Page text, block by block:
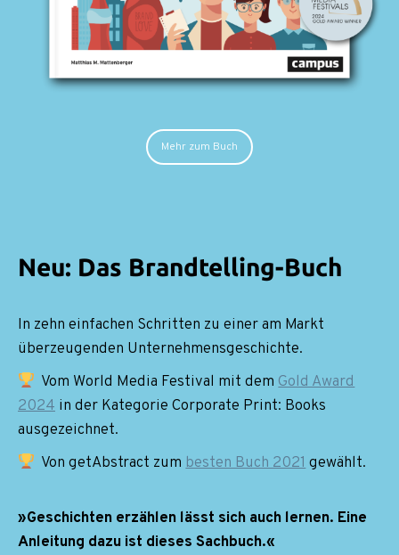
Mehr zum Buch
Neu: Das Brandtelling-Buch
In zehn einfachen Schritten zu einer am Markt
überzeugenden Unternehmensgeschichte.
Vom World Media Festival mit demGold Award
2024 in der Kategorie Corporate Print: Books
ausgezeichnet.
Von getAbstract zumbesten Buch 2021gewählt.
»Geschichten erzählen lässt sich auch lernen. Eine
Anleitung dazu ist dieses Sachbuch.«